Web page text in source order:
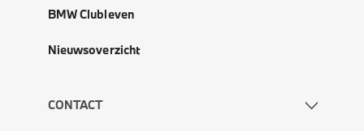
BMW Clubleven
Nieuwsoverzicht
CONTACT